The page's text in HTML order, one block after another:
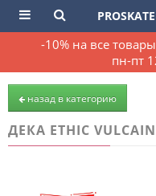
-10% на все
пн-пт
назад в категорию
ДЕКА ETHIC